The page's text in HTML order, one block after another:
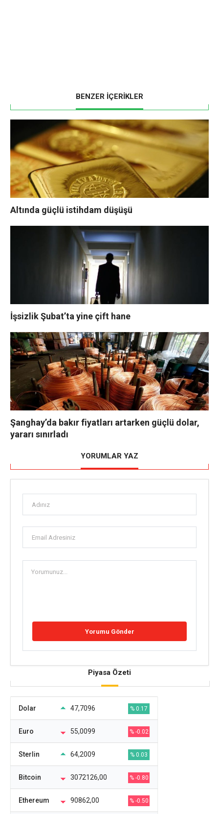
BENZER İÇERİKLER
Altında güçlü istihdam düşüşü
İşsizlik Şubat’ta yine çift hane
Şanghay’da bakır fiyatları artarken güçlü dolar,
yararı sınırladı
YORUMLAR YAZ
Piyasa Özeti
Dolar 47,7096 % 0.17
Euro 55,0099 % -0.02
Sterlin 64,2009 % 0.03
Bitcoin 3072126,00 % -0.80
Ethereum 90862,00 % -0.50